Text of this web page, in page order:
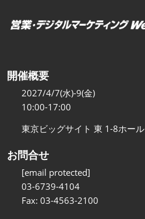
開催概要
2027/4/7(水)-9(金)
10:00-17:00
東京ビッグサイト 東 1-8ホール
お問合せ
[email protected]
03-6739-4104
Fax: 03-4563-2100